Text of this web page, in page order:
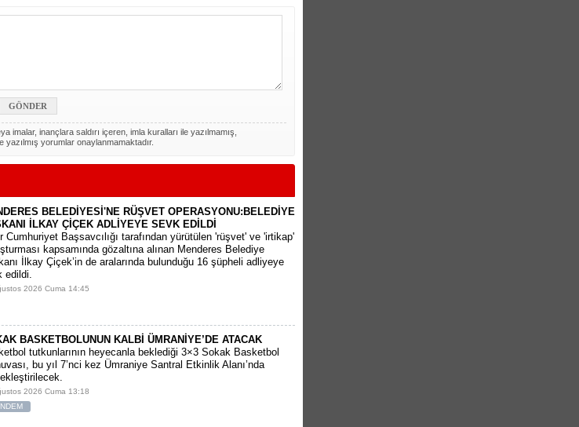
imalar, inançlara saldırı içeren, imla kuralları ile yazılmamış,
yorumlar onaylanmamaktadır.
BELEDİYESİ'NE RÜŞVET OPERASYONU:BELEDİYE
İLKAY ÇİÇEK ADLİYEYE SEVK EDİLDİ
Cumhuriyet Başsavcılığı tarafından yürütülen 'rüşvet' ve 'irtikap'
kapsamında gözaltına alınan Menderes Belediye
İlkay Çiçek’in de aralarında bulunduğu 16 şüpheli adliyeye
edildi.
2026 Cuma 14:45
BASKETBOLUNUN KALBİ ÜMRANİYE’DE ATACAK
tutkunlarının heyecanla beklediği 3×3 Sokak Basketbol
bu yıl 7’nci kez Ümraniye Santral Etkinlik Alanı’nda
2026 Cuma 13:18